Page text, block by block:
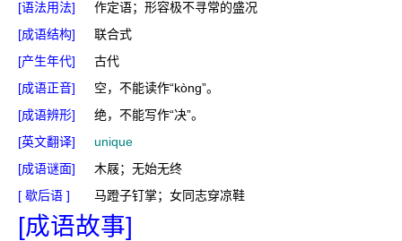
[语法用法]
作定语；形容极不寻常的盛况
[成语结构]
联合式
[产生年代]
古代
[成语正音]
空，不能读作“kònɡ”。
[成语辨形]
绝，不能写作“决”。
[英文翻译]
unique
[成语谜面]
木屐；无始无终
[ 歇后语 ]
马蹬子钉掌；女同志穿凉鞋
[成语故事]